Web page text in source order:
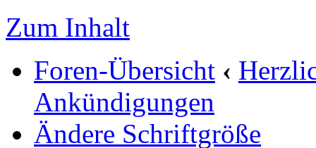
Zum Inhalt
Foren-Übersicht ‹
Ankündigungen
Ändere Schriftgröße